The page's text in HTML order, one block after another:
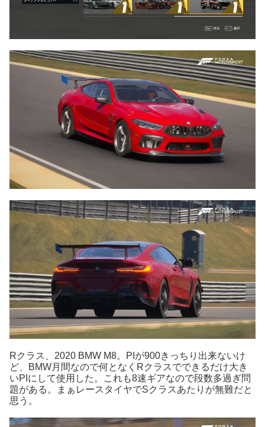
Rクラス、2020 BMW M8。PIが900きっちり出来ないけ
ど、BMW月間なので何となくRクラスでできるだけ大き
いPIにして使用した。これも8速ギアなので段数多過ぎ問
題がある。まぁレースタイヤでSクラスあたりが無難だと
思う。